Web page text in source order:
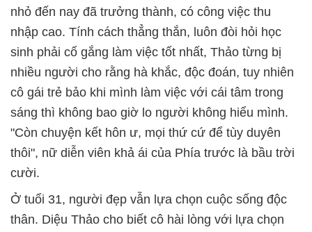
nhỏ đến nay đã trưởng thành, có công việc thu
nhập cao. Tính cách thẳng thắn, luôn đòi hỏi học
sinh phải cố gắng làm việc tốt nhất, Thảo từng bị
nhiều người cho rằng hà khắc, độc đoán, tuy nhiên
cô gái trẻ bảo khi mình làm việc với cái tâm trong
sáng thì không bao giờ lo người không hiểu mình.
"Còn chuyện kết hôn ư, mọi thứ cứ để tùy duyên
thôi", nữ diễn viên khả ái của Phía trước là bầu trời
cười.
Ở tuổi 31, người đẹp vẫn lựa chọn cuộc sống độc
thân. Diệu Thảo cho biết cô hài lòng với lựa chọn